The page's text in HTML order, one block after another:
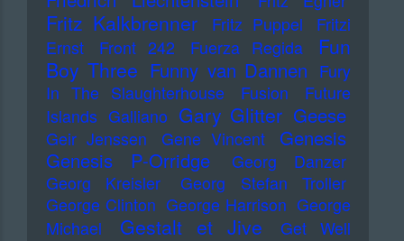
Fritz Kalkbrenner Fritz Puppel
Fritzi
Ernst
Front 242 Fuerza Regida
Fun
Boy Three Funny van Dannen Fury
In The Slaughterhouse
Fusion
Future
Islands Galliano Gary Glitter Geese
Geir Jenssen Gene Vincent
Genesis
Genesis P-Orridge
Georg Danzer
Georg Kreisler
Georg Stefan Troller
George Clinton George Harrison George
Michael
Gestalt et Jive
Get Well